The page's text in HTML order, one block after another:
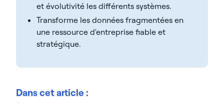
et évolutivité les différents systèmes.
Transforme les données fragmentées en
une ressource d'entreprise fiable et
stratégique.
Dans cet article :